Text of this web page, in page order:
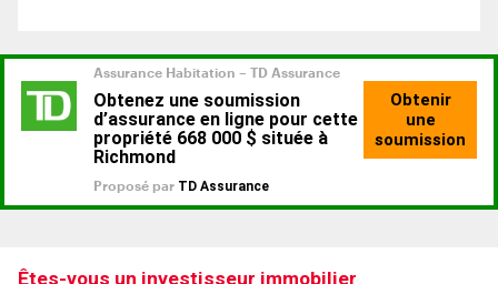
Êtes-vous un investisseur immobilier